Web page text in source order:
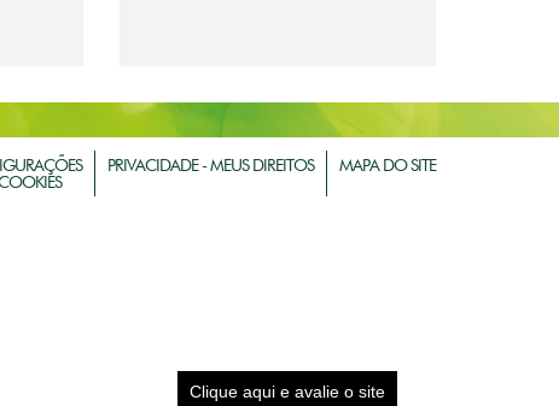
Clique aqui e avalie o site
PRIVACIDADE - MEUS DIREITOS MAPA DO SITE